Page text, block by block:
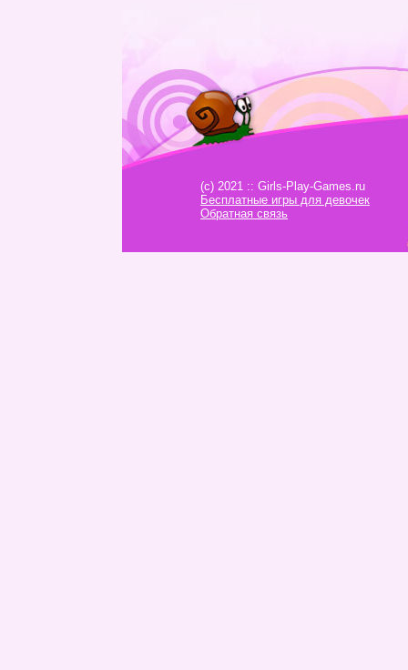
(c) 2021 :: Girls-Play-Games.ru
Бесплатные игры для девочек
Обратная связь